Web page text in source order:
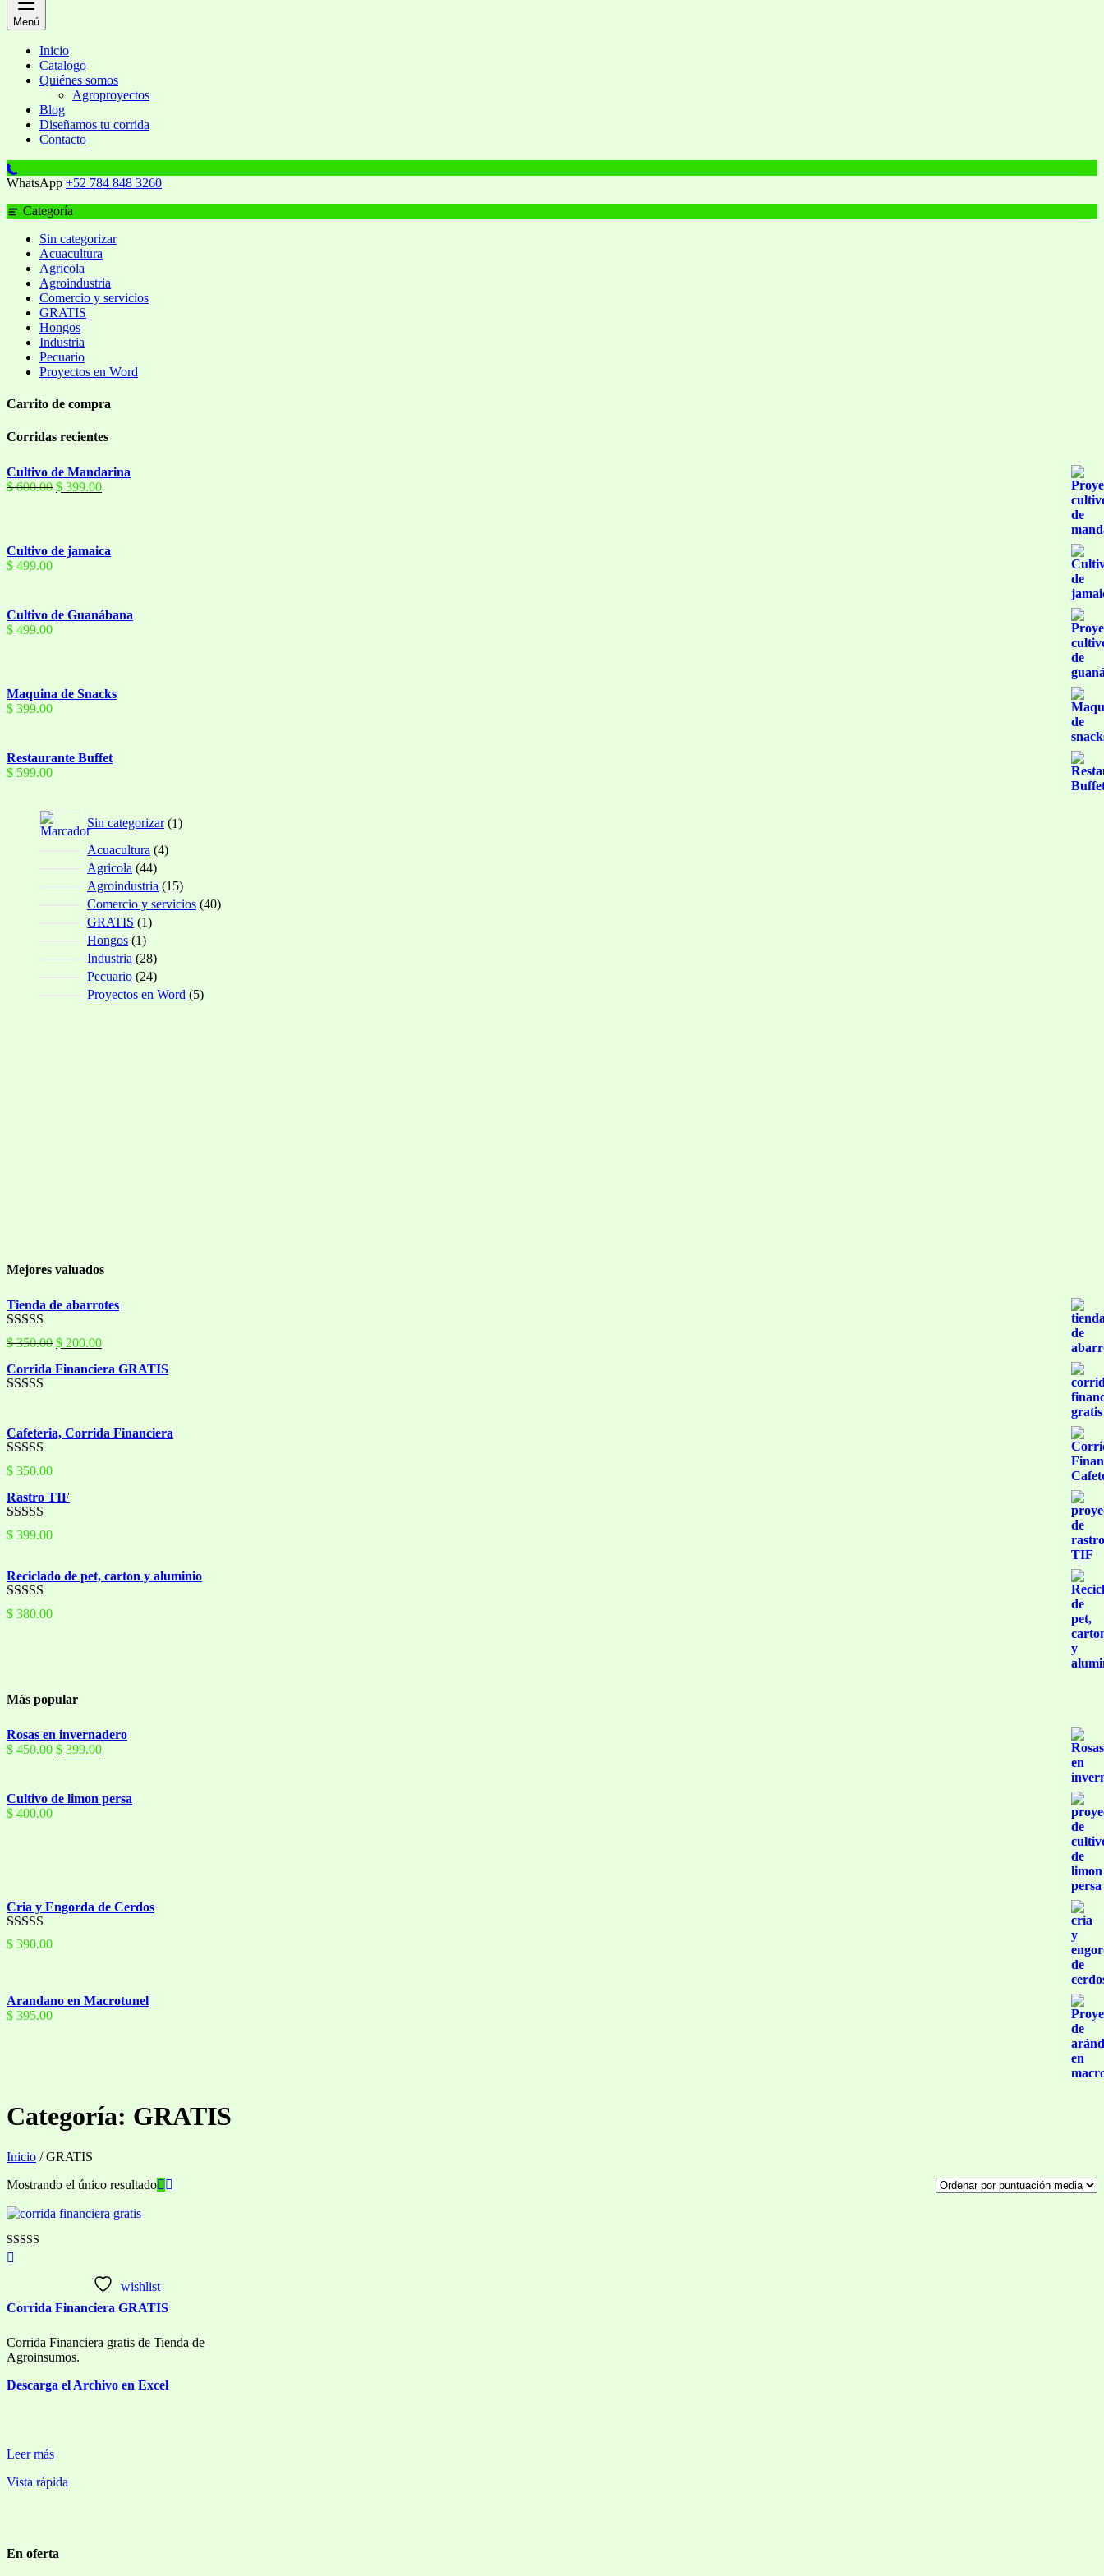
Menú
Inicio
Catalogo
Quiénes somos
Agroproyectos
Blog
Diseñamos tu corrida
Contacto
WhatsApp +52 784 848 3260
Categoría
Sin categorizar
Acuacultura
Agricola
Agroindustria
Comercio y servicios
GRATIS
Hongos
Industria
Pecuario
Proyectos en Word
Carrito de compra
Corridas recientes
Cultivo de Mandarina
$600.00 El
$ 600.00.
$ 399.00El
Cultivo de jamaica
$ 499.00
Cultivo de Guanábana
$ 499.00
Maquina de Snacks
$ 399.00
Restaurante Buffet
$ 599.00
Sin categorizar 1
1
producto
Acuacultura 44
Agricola 4444
productos
Agroindustria 1515
productos
Comercio y servicios 4040
GRATIS 11
Hongos 11
producto
Industria 2828
productos
Pecuario 2424
productos
Proyectos en Word 55
Mejores valuados
Tienda de abarrotes
Valorado con
5.00 de 5
$350.00 El
original
$ 200.00El
actual
Corrida Financiera GRATIS
Cafeteria, Corrida Financiera
Valorado con
5.00 de 5
$ 350.00
Rastro TIF
Valorado con
5.00de 5
$ 399.00
Reciclado de pet, carton y aluminio
Valorado con
5.00de 5
$ 380.00
Más popular
Rosas en invernadero
$450.00 El
era:
$ 450.00.
$ 399.00El
$ 399.00.
Cultivo de limon persa
$ 400.00
Cria y Engorda de Cerdos
Valorado
con
$ 390.00
Arandano en Macrotunel
$ 395.00
Categoría: GRATIS
Inicio / GRATIS
Mostrando el único resultado
Valorado con
wishlist
Corrida Financiera GRATIS
Corrida Financiera gratis de Tienda de
Agroinsumos.
Descarga el Archivo en Excel
Leer más
Vista rápida
En oferta